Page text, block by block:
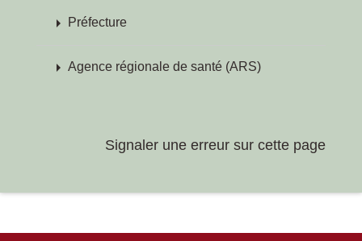
arrow_right Préfecture
arrow_right Agence régionale de santé (ARS)
Signaler une erreur sur cette page